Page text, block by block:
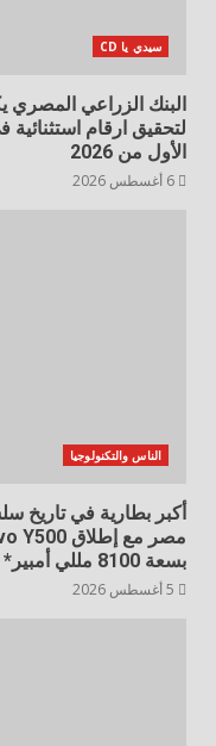
سيدي يا CD
البنك الزراعي المصري
لتحقيق ارقام
الأول من 2026
الناس والتكنولوجيا
بسعة 8100 مللي أمبير*